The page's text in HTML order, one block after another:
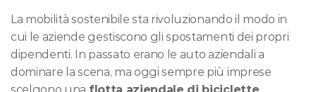
La mobilità sostenibile sta rivoluzionando il modo in
cui le aziende gestiscono gli spostamenti dei propri
dipendenti. In passato erano le auto aziendali a
dominare la scena, ma oggi sempre più imprese